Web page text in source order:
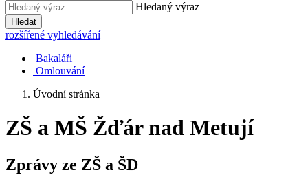
Hledaný výraz
Hledat
rozšířené vyhledávání
Bakaláři
Omlouvání
Úvodní stránka
ZŠ a MŠ Žďár nad Metují
Zprávy ze ZŠ a ŠD